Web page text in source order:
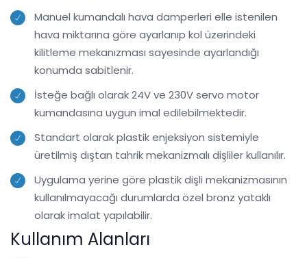
Manuel kumandalı hava damperleri elle istenilen
hava miktarına göre ayarlanıp kol üzerindeki
kilitleme mekanızması sayesinde ayarlandığı
konumda sabitlenir.
İsteğe bağlı olarak 24V ve 230V servo motor
kumandasına uygun imal edilebilmektedir.
Standart olarak plastik enjeksiyon sistemiyle
üretilmiş dıştan tahrik mekanizmalı dişliler kullanılır.
Uygulama yerine göre plastik dişli mekanizmasının
kullanılmayacağı durumlarda özel bronz yataklı
olarak imalat yapılabilir.
Kullanım Alanları